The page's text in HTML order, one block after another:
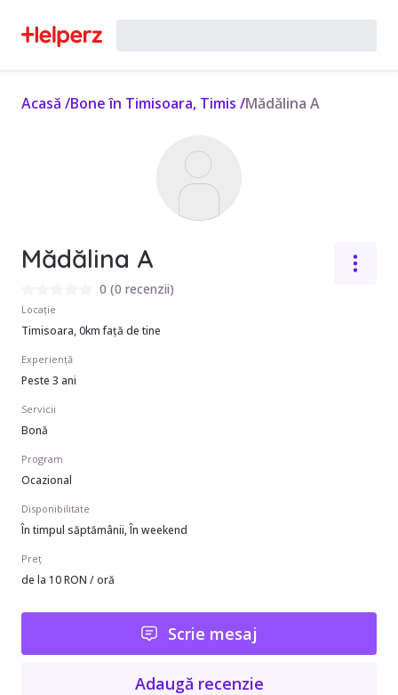
Acasă /Bone în Timisoara, Timis /Mădălina A
Mădălina A
0 (0 recenzii)
Locație
Timisoara, 0km față de tine
Experiență
Peste 3 ani
Servicii
Bonă
Program
Ocazional
Disponibilitate
În timpul săptămânii, În weekend
Preț
de la 10 RON / oră
Scrie mesaj
Adaugă recenzie